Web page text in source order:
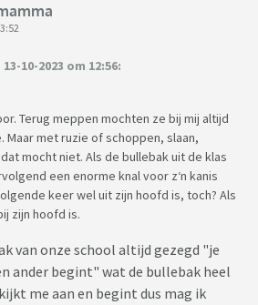
10-2023 om 12:56:
Terug meppen mochten ze bij mij altijd
Maar met ruzie of schoppen, slaan,
mocht niet. Als de bullebak uit de klas
een enorme knal voor z‘n kanis
keer wel uit zijn hoofd is, toch? Als
zijn hoofd is.
van onze school altijd gezegd "je
ander begint" wat de bullebak heel
me aan en begint dus mag ik